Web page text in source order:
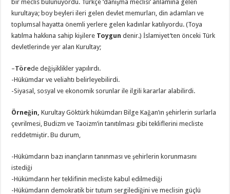
bir meclis bulunuyordu. Türkçe ‘danışma meclisi’ anlamına gelen
kurultaya; boy beyleri ileri gelen devlet memurları, din adamları ve
toplumsal hayatta önemli yerlere gelen kadınlar katılıyordu. (Toya
katılma hakkına sahip kişilere Toygun denir.) İslamiyet’ten önceki Türk
devletlerinde yer alan Kurultay;
–Törede değişiklikler yapılırdı.
-Hükümdar ve veliahtı belirleyebilirdi.
-Siyasal, sosyal ve ekonomik sorunlar ile ilgili kararlar alabilirdi.
Örneğin, Kurultay Göktürk hükümdarı Bilge Kağan’ın şehirlerin surlarla
çevrilmesi, Budizm ve Taoizm’in tanıtılması gibi tekliflerini mecliste
reddetmiştir. Bu durum,
-Hükümdarın bazı inançların tanınması ve şehirlerin korunmasını
istediği
-Hükümdarın her teklifinin mecliste kabul edilmediği
-Hükümdarın demokratik bir tutum sergilediğini ve meclisin güçlü